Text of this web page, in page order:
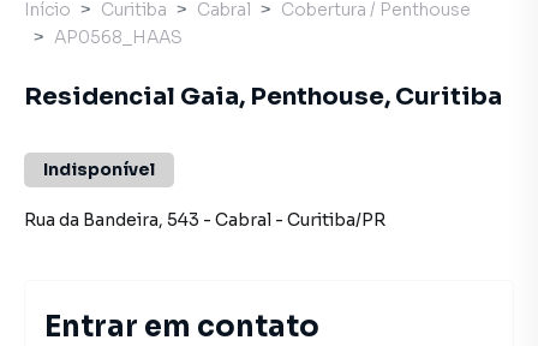
Início Curitiba Cabral
Cobertura / Penthouse
AP0568_HAAS
Residencial Gaia, Penthouse, Curitiba
Indisponível
Rua da Bandeira, 543 - Cabral - Curitiba/PR
Entrar em contato